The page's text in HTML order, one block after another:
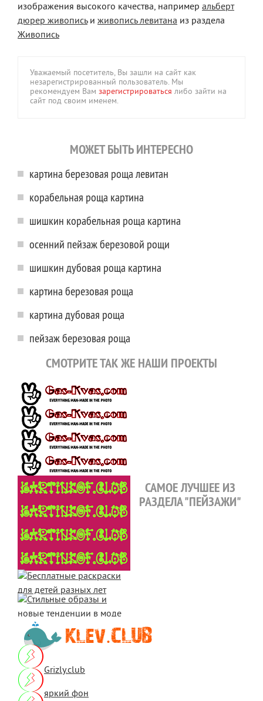
изображения высокого качества, например альберт
дюрер живописьи живопись левитана из раздела
Живопись
Уважаемый посетитель, Вы зашли на сайт как
незарегистрированный пользователь. Мы
рекомендуем Вам зарегистрироваться либо зайти на
сайт под своим именем.
МОЖЕТ БЫТЬ ИНТЕРЕСНО
картина березовая роща левитан
корабельная роща картина
шишкин корабельная роща картина
осенний пейзаж березовой рощи
шишкин дубовая роща картина
картина березовая роща
картина дубовая роща
пейзаж березовая роща
СМОТРИТЕ ТАК ЖЕ НАШИ ПРОЕКТЫ
Grizly.club
яркий фон
САМОЕ ЛУЧШЕЕ ИЗ
РАЗДЕЛА "ПЕЙЗАЖИ"